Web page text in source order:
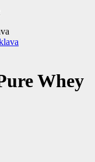
Whey